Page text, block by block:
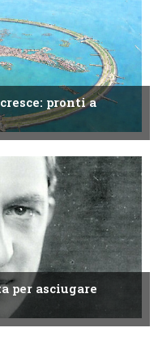
pronti a
per asciugare